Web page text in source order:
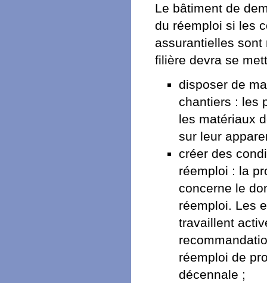
Le bâtiment de
du réemploi si les
assurantielles sont
filière devra se
disposer de
chantiers : les
les matériaux
sur leur
créer des
réemploi : la
concerne le
réemploi. Les
travaillent
réemploi de
décennale ;